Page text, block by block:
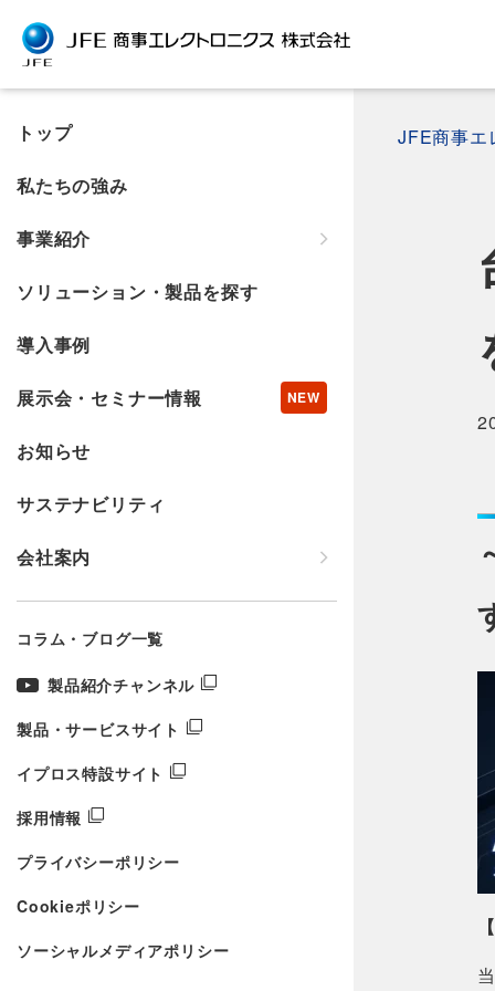
トップ
私たちの強み
事業紹介
ソリューション・製品を探す
導入事例
展示会・セミナー情報
お知らせ
サステナビリティ
会社案内
コラム・ブログ一覧
製品紹介チャンネル
製品・サービスサイト
イプロス特設サイト
採用情報
プライバシーポリシー
Cookieポリシー
ソーシャルメディアポリシー
JFE商事エ